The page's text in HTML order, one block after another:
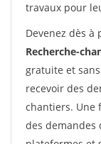
travaux pour
Devenez dès
Recherche-
gratuite et
recevoir des
chantiers. Une
des demandes